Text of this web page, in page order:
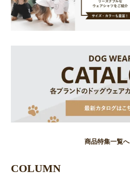
商品特集一覧へ
COLUMN